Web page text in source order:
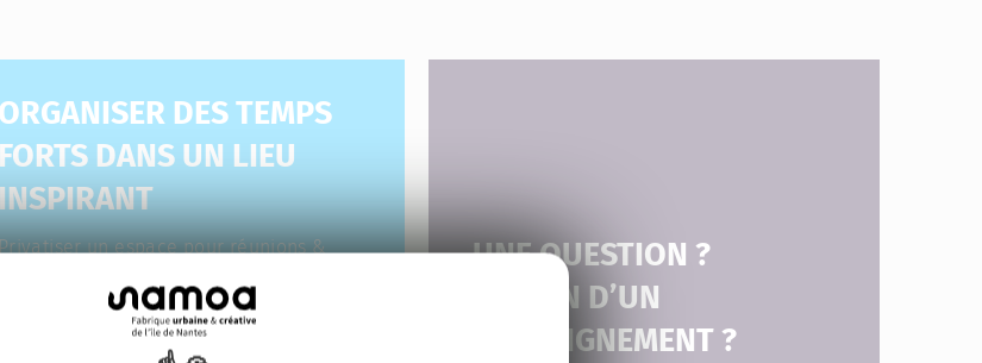
ORGANISER DES TEMPS
FORTS DANS UN LIEU
un espace pour réunions &
UNE QUESTION ?
BESOIN D’UN
RENSEIGNEMENT ?